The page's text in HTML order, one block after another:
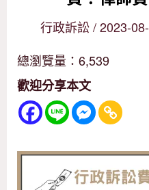
行政訴訟/2023-
總瀏覽量：6,539
歡迎分享本文